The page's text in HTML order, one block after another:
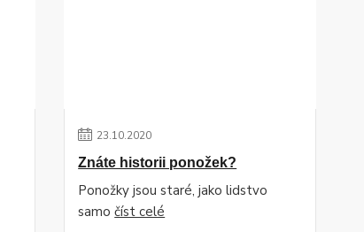
23.10.2020
Znáte historii ponožek?
Ponožky jsou staré, jako lidstvo
samočíst celé